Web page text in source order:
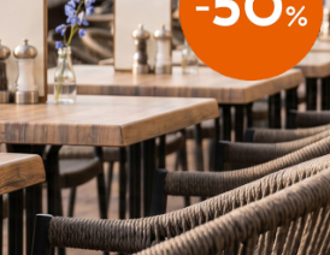
TERRASTAFELBLAD TOPALIT
BLACK MARMOR MET
MESSING RAND